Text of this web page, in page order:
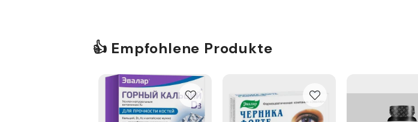
👍 Empfohlene Produkte